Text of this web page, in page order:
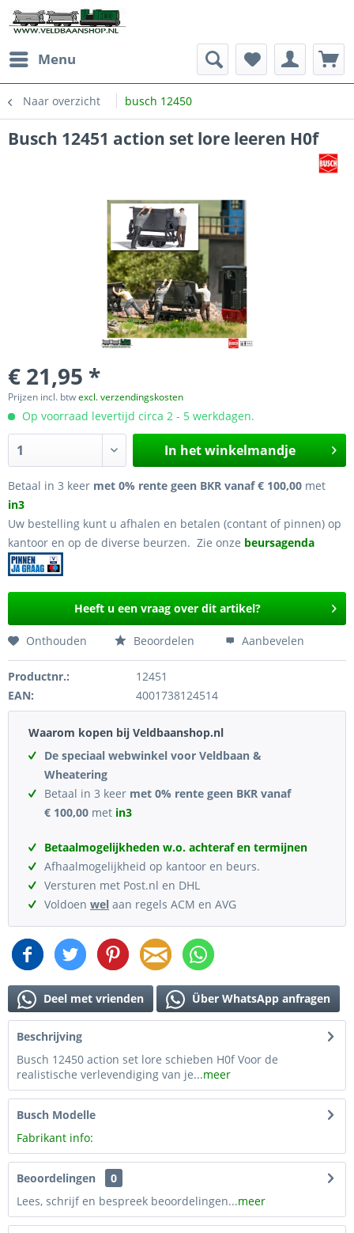
Menu
Naar overzicht busch 12450
Busch 12451 action set lore leeren H0f
€ 21,95 *
Prijzen incl. btwexcl. verzendingskosten
Op voorraad levertijd circa 2 - 5 werkdagen.
In het winkelmandje
Betaal in 3 keer met 0% rente geen BKR vanaf € 100,00 met
in3
Uw bestelling kunt u afhalen en betalen (contant of pinnen) op
kantoor en op de diverse beurzen. Zie onze beursagenda
Heeft u een vraag over dit artikel?
Onthouden Beoordelen Aanbevelen
Productnr.:
12451
EAN:
4001738124514
Waarom kopen bij Veldbaanshop.nl
De speciaal webwinkel voor Veldbaan &
Wheatering
Betaal in 3 keer met 0% rente geen BKR vanaf
€ 100,00 met in3
Betaalmogelijkheden w.o. achteraf en termijnen
Afhaalmogelijkheid op kantoor en beurs.
Versturen met Post.nl en DHL
Voldoen wel aan regels ACM en AVG
Deel met vrienden Über WhatsApp anfragen
Beschrijving
Busch 12450 action set lore schieben H0f Voor de
realistische verlevendiging van je...meer
Busch Modelle
Fabrikant info:
Beoordelingen
0
Lees, schrijf en bespreek beoordelingen...meer